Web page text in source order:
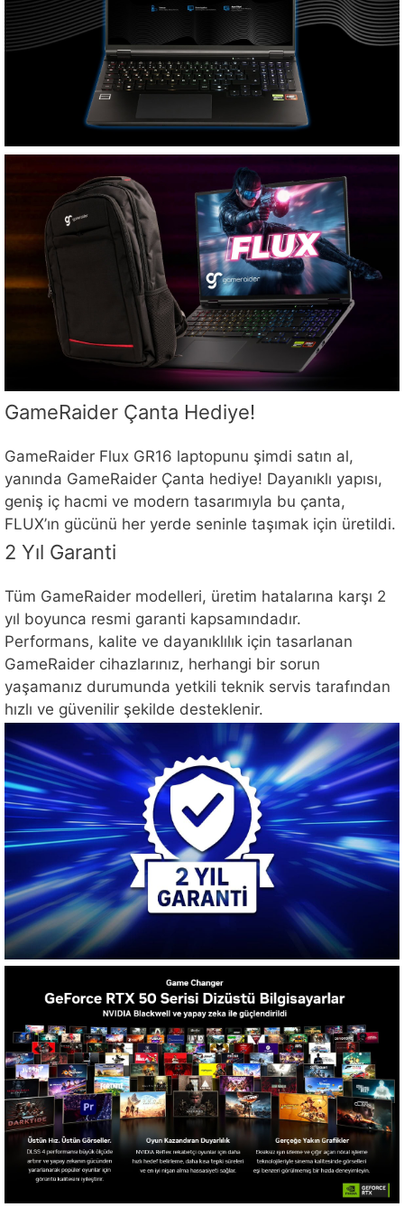
GameRaider Çanta Hediye!
GameRaider Flux GR16 laptopunu şimdi satın al,
yanında GameRaider Çanta hediye! Dayanıklı yapısı,
geniş iç hacmi ve modern tasarımıyla bu çanta,
FLUX’ın gücünü her yerde seninle taşımak için üretildi.
2 Yıl Garanti
Tüm GameRaider modelleri, üretim hatalarına karşı 2
yıl boyunca resmi garanti kapsamındadır.
Performans, kalite ve dayanıklılık için tasarlanan
GameRaider cihazlarınız, herhangi bir sorun
yaşamanız durumunda yetkili teknik servis tarafından
hızlı ve güvenilir şekilde desteklenir.